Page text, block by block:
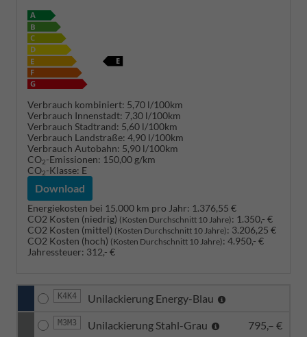
Verbrauch kombiniert: 5,70 l/100km
Verbrauch Innenstadt: 7,30 l/100km
Verbrauch Stadtrand: 5,60 l/100km
Verbrauch Landstraße: 4,90 l/100km
Verbrauch Autobahn: 5,90 l/100km
CO2-Emissionen: 150,00 g/km
CO2-Klasse: E
Download
Energiekosten bei 15.000 km pro Jahr: 1.376,55 €
CO2 Kosten (niedrig) (Kosten Durchschnitt 10 Jahre): 1.350,- €
CO2 Kosten (mittel) (Kosten Durchschnitt 10 Jahre): 3.206,25 €
CO2 Kosten (hoch) (Kosten Durchschnitt 10 Jahre): 4.950,- €
Jahressteuer: 312,- €
K4K4 Unilackierung Energy-Blau
M3M3 Unilackierung Stahl-Grau 795,– €